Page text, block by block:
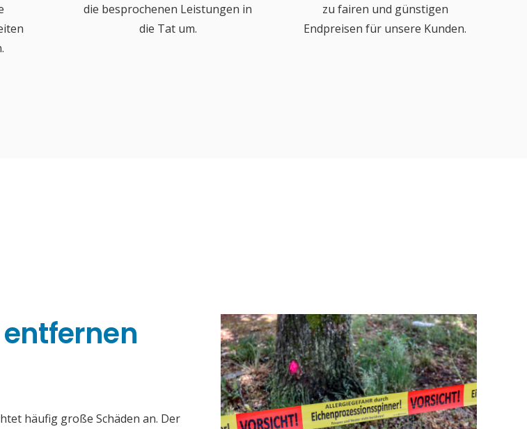
die besprochenen Leistungen in
die Tat um.
zu fairen und günstigen
Endpreisen für unsere Kunden.
häufig große Schäden an. Der